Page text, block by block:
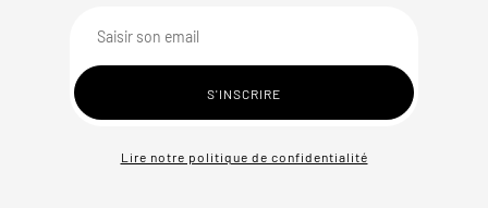
Lire notre politique de confidentialité